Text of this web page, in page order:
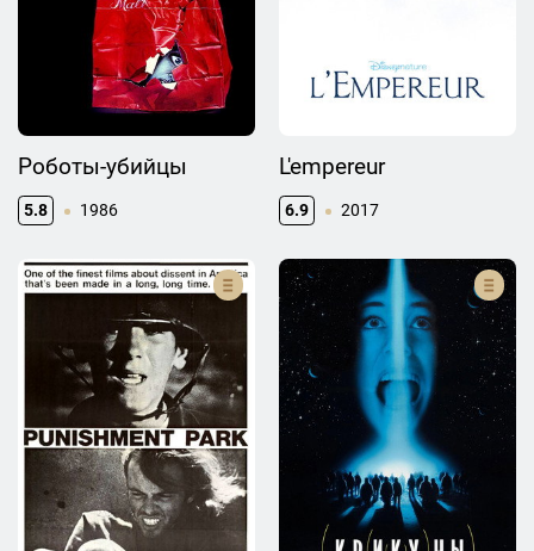
Роботы-убийцы
5.8 1986
L'empereur
6.9 2017